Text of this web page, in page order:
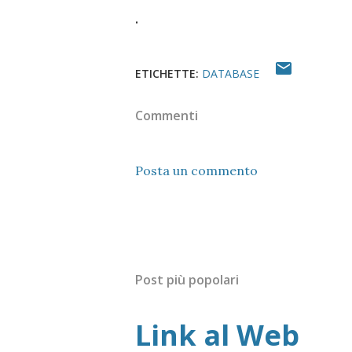
.
ETICHETTE: DATABASE
Commenti
Posta un commento
Post più popolari
Link al Web